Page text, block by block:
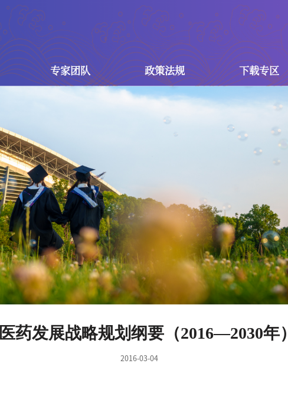
专家团队 政策法规 下载专区
专家团队 政策法规
药发展战略规划纲要（2016—2030年）
2016-03-04